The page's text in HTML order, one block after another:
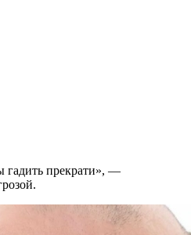
гадить прекрати», —